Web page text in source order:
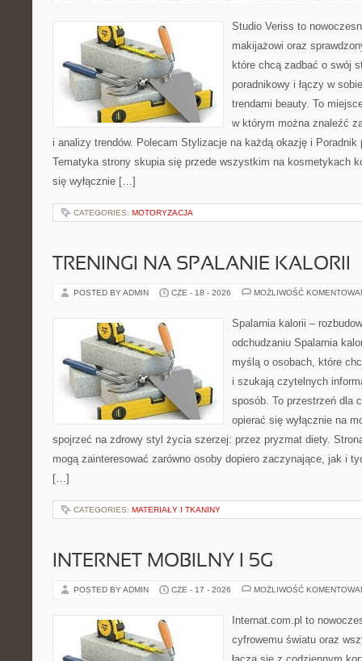
Studio Veriss to
makijażowi oraz
które chcą zadbać o swój
poradnikowy i łączy w
trendami beauty. To
w którym można znaleźć
i analizy trendów. Polecam Stylizacje na każdą okazję i
Tematyka strony skupia się przede wszystkim na kosmetykach
się wyłącznie […]
CATEGORIES: MOTORYZACJA
TRENINGI NA SPALANIE KALORII
POSTED BY ADMIN CZE - 18 - 2026 MOŻLIWOŚĆ
Spalarnia kalorii –
odchudzaniu Spalarnia
myślą o osobach, które
i szukają czytelnych
sposób. To przestrzeń dla
opierać się wyłącznie na
spojrzeć na zdrowy styl życia szerzej: przez pryzmat diety.
mogą zainteresować zarówno osoby dopiero zaczynające, jak i
[…]
CATEGORIES: MATERIAŁY I TKANINY
INTERNET MOBILNY I 5G
POSTED BY ADMIN CZE - 17 - 2026 MOŻLIWOŚĆ
Internat.com.pl to
cyfrowemu światu oraz